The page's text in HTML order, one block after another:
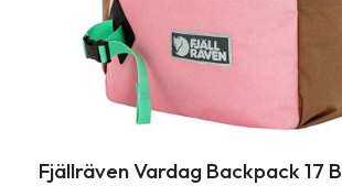
Fjällräven Vardag Backpack 17